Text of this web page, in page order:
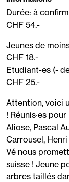
Durée: à
CHF 54.-
Jeunes de
CHF 18.-
Etudiant-es (-
CHF 25.-
Attention, voici
! Réunis·es
Aliose, Pascal
Carrousel,
Vé nous
suisse ! Jeune
arbres taillés